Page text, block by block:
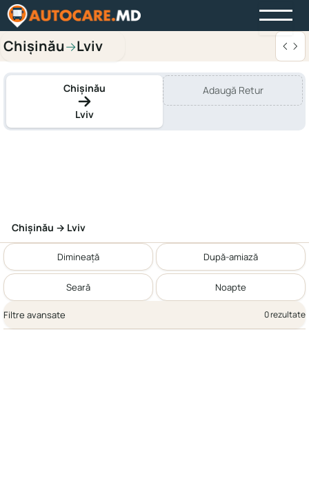
Chișinău→Lviv
Chișinău
Lviv
Adaugă Retur
Chișinău → Lviv
Dimineață După-amiază
Seară Noapte
Filtre avansate 0 rezultate